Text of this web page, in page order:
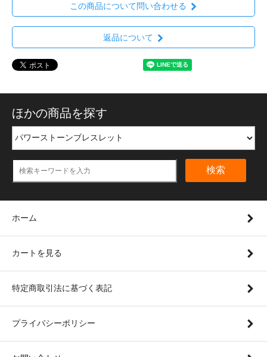
この商品について問い合わせる
返品について
ほかの商品を探す
検索
ホーム
カートを見る
特定商取引法に基づく表記
プライバシーポリシー